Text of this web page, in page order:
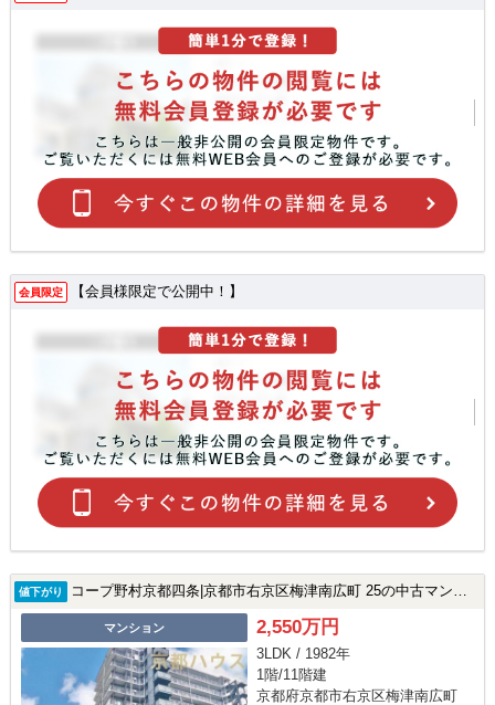
会員限定 【会員様限定で公開中！】
値下がり コープ野村京都四条|京都市右京区梅津南広町 25の中古マンション
マンション 2,550万円
3LDK / 1982年
1階/11階建
京都府京都市右京区梅津南広町